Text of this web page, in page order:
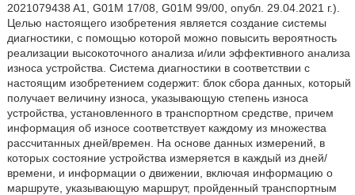
2021079438 A1, G01M 17/08, G01M 99/00, опубл. 29.04.2021 г.).
Целью настоящего изобретения является создание системы
диагностики, с помощью которой можно повысить вероятность
реализации высокоточного анализа и/или эффективного анализа
износа устройства. Система диагностики в соответствии с
настоящим изобретением содержит: блок сбора данных, который
получает величину износа, указывающую степень износа
устройства, установленного в транспортном средстве, причем
информация об износе соответствует каждому из множества
рассчитанных дней/времен. На основе данных измерений, в
которых состояние устройства измеряется в каждый из дней/
времени, и информации о движении, включая информацию о
маршруте, указывающую маршрут, пройденный транспортным